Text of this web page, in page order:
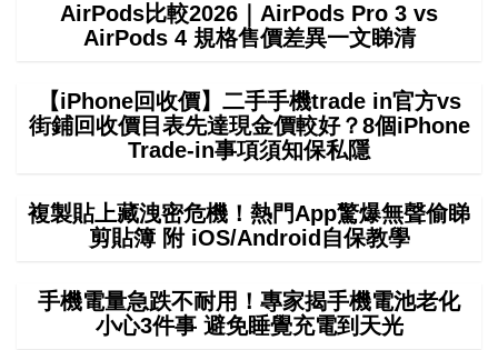
AirPods比較2026｜AirPods Pro 3 vs
AirPods 4 規格售價差異一文睇清
【iPhone回收價】二手手機trade in官方vs
街鋪回收價目表先達現金價較好？8個iPhone
Trade-in事項須知保私隱
複製貼上藏洩密危機！熱門App驚爆無聲偷睇
剪貼簿 附 iOS/Android自保教學
手機電量急跌不耐用！專家揭手機電池老化
小心3件事 避免睡覺充電到天光